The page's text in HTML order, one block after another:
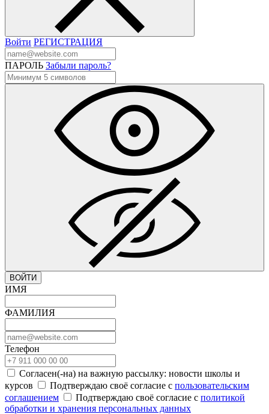
Войти РЕГИСТРАЦИЯ
ПАРОЛЬ Забыли пароль?
ВОЙТИ
ИМЯ
ФАМИЛИЯ
Телефон
Согласен(-на) на важную рассылку: новости школы и
курсов
Подтверждаю своё согласие с пользовательским
соглашением
Подтверждаю своё согласие с политикой
обработки и хранения персональных данных